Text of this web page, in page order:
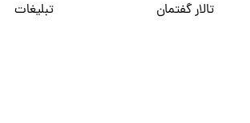
تالار گفتمان تبلیغات